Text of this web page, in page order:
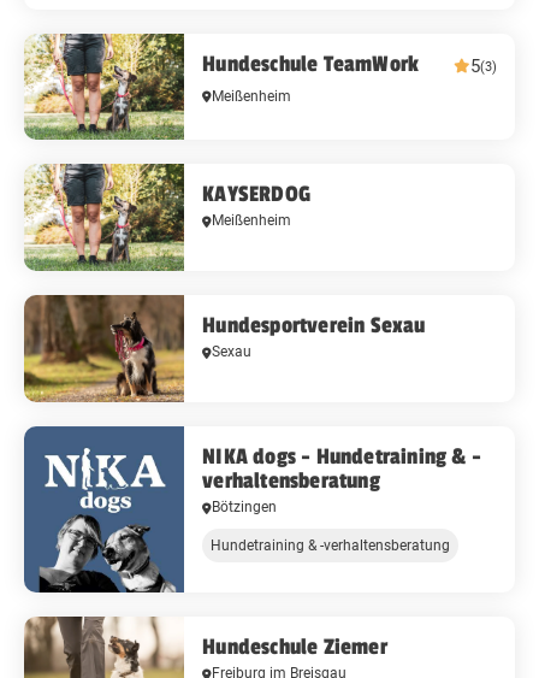
Hundeschule TeamWork 5(3)
Meißenheim
KAYSERDOG
Meißenheim
Hundesportverein Sexau
Sexau
NIKA dogs - Hundetraining & -
verhaltensberatung
Bötzingen
Hundetraining & -verhaltensberatung
Hundeschule Ziemer
Freiburg im Breisgau